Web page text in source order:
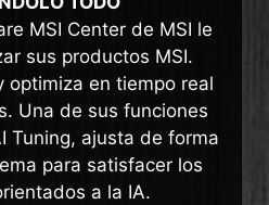
MSI Center de MSI le
sus productos MSI.
optimiza en tiempo real
Una de sus funciones
Tuning, ajusta de forma
para satisfacer los
a la IA.